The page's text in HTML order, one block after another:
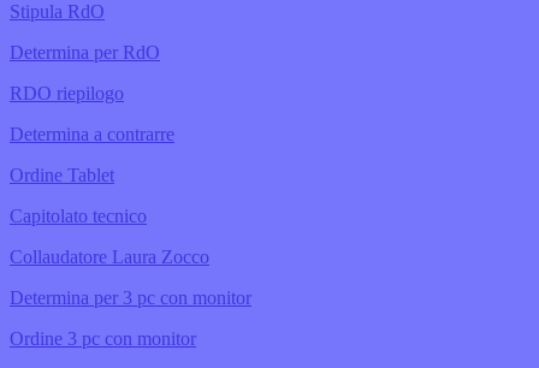
Stipula RdO
Determina per RdO
RDO riepilogo
Determina a contrarre
Ordine Tablet
Capitolato tecnico
Collaudatore Laura Zocco
Determina per 3 pc con monitor
Ordine 3 pc con monitor